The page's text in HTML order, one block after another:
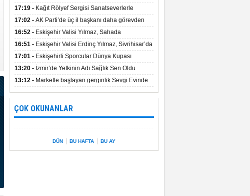
17:19 - Kağıt Rölyef Sergisi Sanatseverlerle
Buluştu
17:02 - AK Parti’de üç il başkanı daha görevden
alındı
16:52 - Eskişehir Valisi Yılmaz, Sahada
İncelemelerde Bulundu
16:51 - Eskişehir Valisi Erdinç Yılmaz, Sivrihisar’da
17:01 - Eskişehirli Sporcular Dünya Kupası
Başarılarını Vali Yılmaz’la Paylaştı
13:20 - İzmir’de Yetkinin Adı Sağlık Sen Oldu
13:12 - Markette başlayan gerginlik Sevgi Evinde
yara sardı.
ÇOK OKUNANLAR
DÜN BU HAFTA BU AY